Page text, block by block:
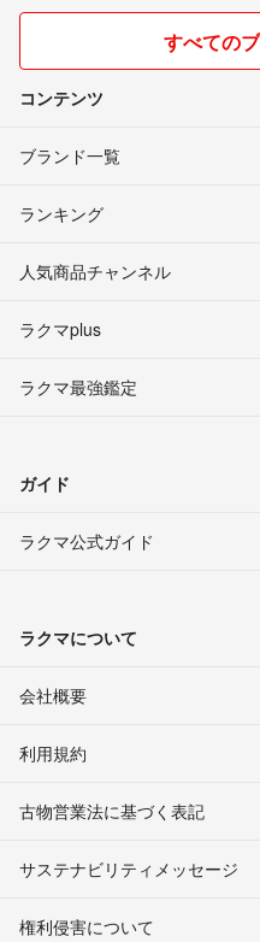
すべての
コンテンツ
ブランド一覧
ランキング
人気商品チャンネル
ラクマplus
ラクマ最強鑑定
ガイド
ラクマ公式ガイド
ラクマについて
会社概要
利用規約
古物営業法に基づく表記
サステナビリティメッセージ
権利侵害について